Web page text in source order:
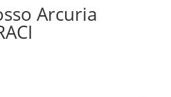
Arcuria